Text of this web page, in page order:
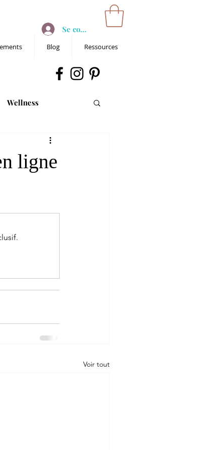
Se connecter
Blog Ressources
Wellness
ligne
Voir tout